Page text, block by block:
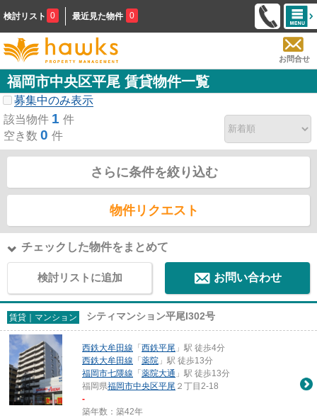
検討リスト 0 最近見た物件 0
お問合せ
福岡市中央区平尾 賃貸物件一覧
募集中のみ表示
該当物件 1 件
空き数 0 件
さらに条件を絞り込む
物件リクエスト
チェックした物件をまとめて
検討リストに追加 お問い合わせ
賃貸｜マンション シティマンション平尾I302号
西鉄大牟田線 「 西鉄平尾 」駅 徒歩4分
西鉄大牟田線 「 薬院 」駅 徒歩13分
福岡市七隈線 「 薬院大通 」駅 徒歩13分
福岡県福岡市中央区平尾 ２丁目2-18
-
築年数：築42年